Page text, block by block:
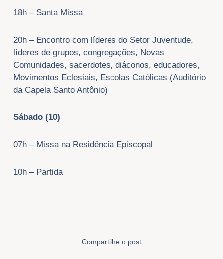
18h – Santa Missa
20h – Encontro com líderes do Setor Juventude,
líderes de grupos, congregações, Novas
Comunidades, sacerdotes, diáconos, educadores,
Movimentos Eclesiais, Escolas Católicas (Auditório
da Capela Santo Antônio)
Sábado (10)
07h – Missa na Residência Episcopal
10h – Partida
Compartilhe o post